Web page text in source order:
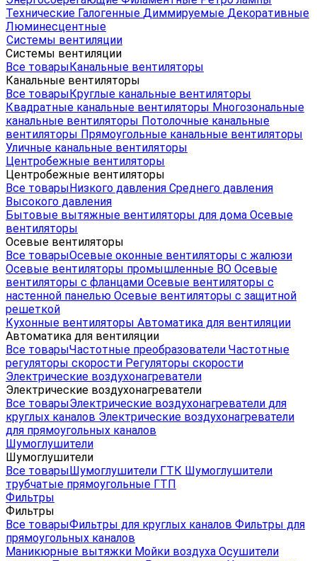
Технические Галогенные Диммируемые Декоративные
Люминесцентные
Системы вентиляции
Системы вентиляции
Все товарыКанальные вентиляторы
Канальные вентиляторы
Все товарыКруглые канальные вентиляторы
Квадратные канальные вентиляторы Многозональные
канальные вентиляторы Потолочные канальные
вентиляторы Прямоугольные канальные вентиляторы
Уличные канальные вентиляторы
Центробежные вентиляторы
Центробежные вентиляторы
Все товарыНизкого давления Среднего давления
Высокого давления
Бытовые вытяжные вентиляторы для дома Осевые
вентиляторы
Осевые вентиляторы
Все товарыОсевые оконные вентиляторы с жалюзи
Осевые вентиляторы промышленные ВО Осевые
вентиляторы с фланцами Осевые вентиляторы с
настенной панелью Осевые вентиляторы с защитной
решеткой
Кухонные вентиляторы Автоматика для вентиляции
Автоматика для вентиляции
Все товарыЧастотные преобразователи Частотные
регуляторы скорости Регуляторы скорости
Электрические воздухонагреватели
Электрические воздухонагреватели
Все товарыЭлектрические воздухонагреватели для
круглых каналов Электрические воздухонагреватели
для прямоугольных каналов
Шумоглушители
Шумоглушители
Все товарыШумоглушители ГТК Шумоглушители
трубчатые прямоугольные ГТП
Фильтры
Фильтры
Все товарыФильтры для круглых каналов Фильтры для
прямоугольных каналов
Маникюрные вытяжки Мойки воздуха Осушители